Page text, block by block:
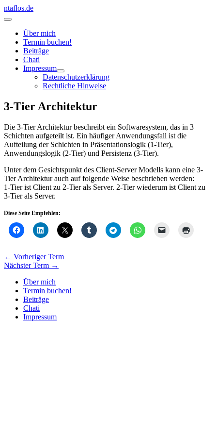
Zum
Inhalt
ntaflos.de
Hauptmenü
Über mich
Termin buchen!
Beiträge
Chati
Impressum
Datenschutzerklärung
Rechtliche Hinweise
3-Tier Architektur
Die 3-Tier Architektur beschreibt ein Softwaresystem, das in 3
Schichten aufgeteilt ist. Ein häufiger Anwendungsfall ist die
Aufteilung der Schichten in Präsentationslogik (1-Tier),
Anwendungslogik (2-Tier) und Persistenz (3-Tier).
Unter dem Gesichtspunkt des Client-Server Modells kann eine 3-
Tier Architektur auch auf folgende Weise beschrieben werden:
1-Tier ist Client zu 2-Tier als Server. 2-Tier wiederum ist Client zu
3-Tier als Server.
Diese Seite Empfehlen:
← Vorheriger Term
Nächster Term →
Über mich
Termin buchen!
Beiträge
Chati
Impressum